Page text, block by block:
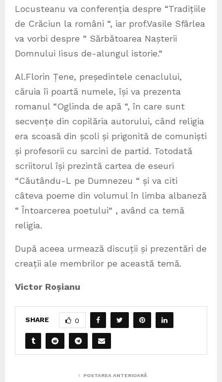
Locusteanu va conferenția despre “Tradițiile
de Crăciun la români “, iar prof.Vasile Sfârlea
va vorbi despre “ Sărbătoarea Nașterii
Domnului Iisus de-alungul istorie.“
Al.Florin Țene, președintele cenaclului,
căruia îi poartă numele, își va prezenta
romanul “Oglinda de apă “, în care sunt
secvențe din copilăria autorului, când religia
era scoasă din școli și prigonită de comuniști
și profesorii cu sarcini de partid. Totodată
scriitorul își prezintă cartea de eseuri
“Căutându-L pe Dumnezeu “ și va citi
câteva poeme din volumul în limba albaneză
“ Întoarcerea poetului“ , având ca temă
religia.
După aceea urmează discuții și prezentări de
creații ale membrilor pe această temă.
Victor Roșianu
SHARE 0
POSTAREA ANTERIOARĂ